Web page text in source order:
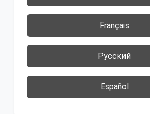
Français
Русский
Español